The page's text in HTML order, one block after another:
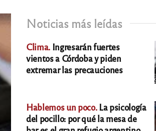
Noticias más leídas
Clima. Ingresarán fuertes
vientos a Córdoba y piden
extremar las precauciones
Hablemos un poco.La psicología
del pocillo: por qué la mesa de